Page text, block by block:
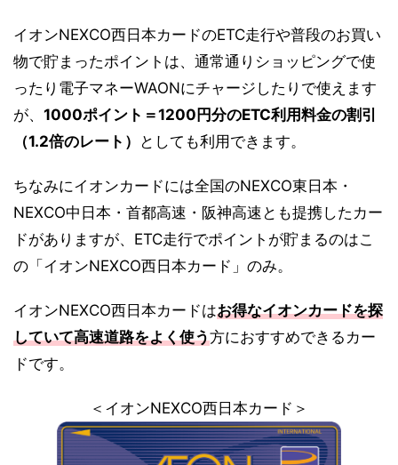
イオンNEXCO西日本カードのETC走行や普段のお買い
物で貯まったポイントは、通常通りショッピングで使
ったり電子マネーWAONにチャージしたりで使えます
が、 1000ポイント＝1200円分のETC利用料金の割引
（1.2倍のレート）
としても利用できます。
ちなみにイオンカードには全国のNEXCO東日本・
NEXCO中日本・首都高速・阪神高速とも提携したカー
ドがありますが、ETC走行でポイントが貯まるのはこ
の「イオンNEXCO西日本カード」のみ。
イオンNEXCO西日本カードはお得なイオンカードを探
していて高速道路をよく使う方におすすめできるカー
ドです。
＜イオンNEXCO西日本カード＞